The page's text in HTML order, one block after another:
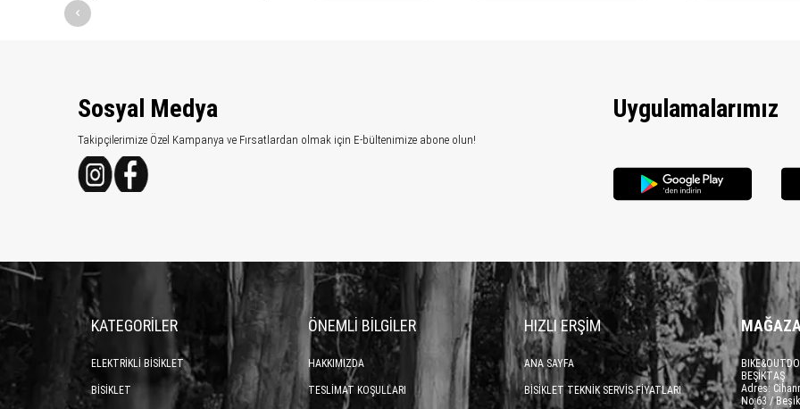
Sosyal Medya
Takipçilerimize Özel Kampanya ve Fırsatlardan olmak için E-bültenimize abone olun!
Uygulamalarımız
KATEGORİLER
ELEKTRİKLİ BİSİKLET
BİSİKLET
ÖNEMLİ BİLGİLER
HAKKIMIZDA
TESLİMAT KOŞULLARI
HIZLI ERŞİM
ANA SAYFA
BİSİKLET TEKNİK SERVİS FİYATLARI
BEŞİKTAŞ
Adres:
No:63 /